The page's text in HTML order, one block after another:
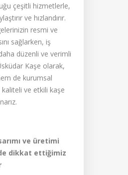
çeşitli hizmetlerle,
ve hızlandırır.
resmi ve
sağlarken, iş
düzenli ve verimli
Kaşe olarak,
de kurumsal
ve etkili kaşe
ve üretimi
dikkat ettiğimiz